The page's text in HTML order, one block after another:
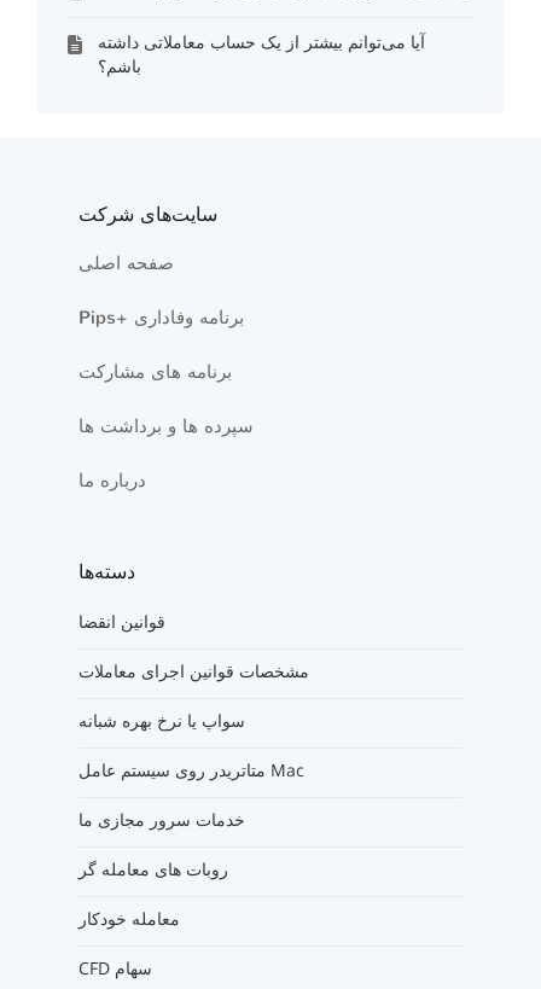
آیا می‌توانم بیشتر از یک حساب معاملاتی داشته
باشم؟
سایت‌های شرکت
صفحه اصلی
Pips+ برنامه وفاداری
برنامه های مشارکت
سپرده ها و برداشت ها
درباره ما
دسته‌ها
قوانین انقضا
مشخصات قوانین اجرای معاملات
سواپ یا نرخ بهره شبانه
متاتریدر روی سیستم عامل Mac
خدمات سرور مجازی ما
روبات های معامله گر
معامله خودکار
CFD سهام